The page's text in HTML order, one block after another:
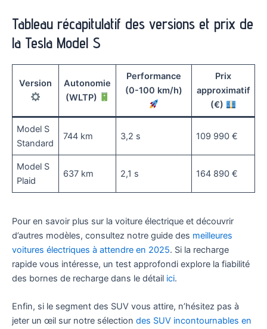
Tableau récapitulatif des versions et prix de
la Tesla Model S
Version
Autonomie
(WLTP)
Performance
(0-100 km/h)
Prix
approximatif
(€)
Model S
Standard
744 km 3,2 s 109 990 €
Model S
Plaid
637 km 2,1 s 164 890 €
Pour en savoir plus sur la voiture électrique et découvrir
d’autres modèles, consultez notre guide des meilleures
voitures électriques à attendre en 2025. Si la recharge
rapide vous intéresse, un test approfondi explore la fiabilité
des bornes de recharge dans le détail ici.
Enfin, si le segment des SUV vous attire, n’hésitez pas à
jeter un œil sur notre sélection des SUV incontournables en